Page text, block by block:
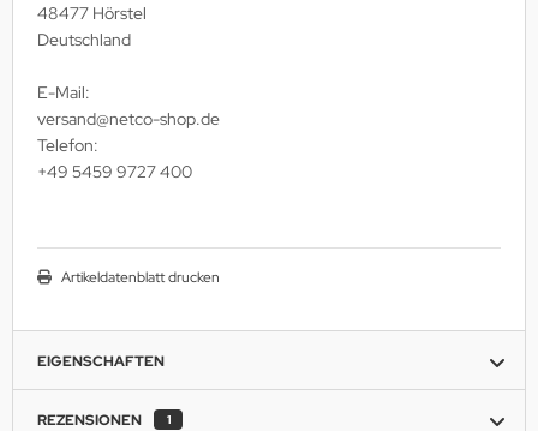
48477 Hörstel
Deutschland
E-Mail:
versand@netco-shop.de
Telefon:
+49 5459 9727 400
Artikeldatenblatt drucken
EIGENSCHAFTEN
REZENSIONEN 1